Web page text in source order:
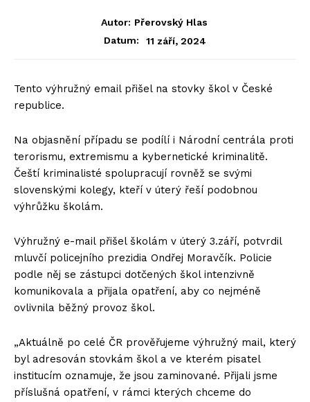
Autor: Přerovský Hlas
Datum:
11 září, 2024
Tento výhružný email přišel na stovky škol v České
republice.
Na objasnění případu se podílí i Národní centrála proti
terorismu, extremismu a kybernetické kriminalitě.
Čeští kriminalisté spolupracují rovněž se svými
slovenskými kolegy, kteří v úterý řeší podobnou
výhrůžku školám.
Výhružný e-mail přišel školám v úterý 3.září, potvrdil
mluvčí policejního prezidia Ondřej Moravčík. Policie
podle něj se zástupci dotčených škol intenzivně
komunikovala a přijala opatření, aby co nejméně
ovlivnila běžný provoz škol.
„Aktuálně po celé ČR prověřujeme výhružný mail, který
byl adresován stovkám škol a ve kterém pisatel
institucím oznamuje, že jsou zaminované. Přijali jsme
příslušná opatření, v rámci kterých chceme do